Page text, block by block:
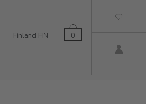
0
Finland FIN